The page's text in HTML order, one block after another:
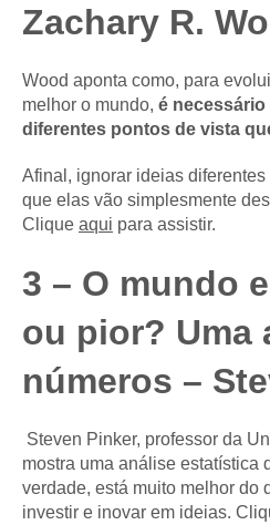
Zachary R.
Wood aponta como, para
melhor o mundo, é
diferentes pontos de vista
Afinal, ignorar ideias
que elas vão simplesmente
Clique aqui para assistir.
3 – O mundo
ou pior? Uma
números –
Steven Pinker, professor da
mostra uma análise estatística
verdade, está muito melhor do
investir e inovar em ideias.